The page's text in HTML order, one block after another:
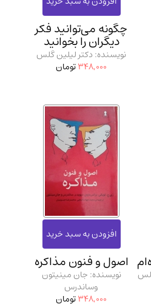
کتاب‌های..(2)
چگونه می‌توانید فکر
دیگران را بخوانید
نویسنده: دکتر لیلین گلس
348,000تومان
اصول و فنون مذاکره
نویسنده: جان مینیتون
وساندرس
348,000تومان